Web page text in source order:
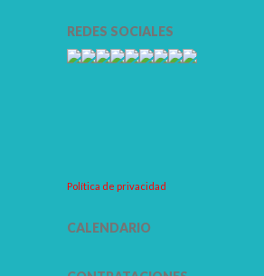
REDES SOCIALES
Política de privacidad
CALENDARIO